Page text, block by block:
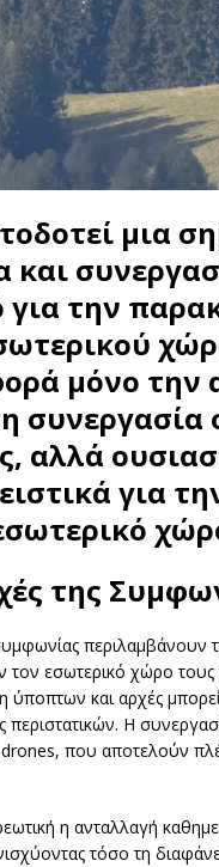
μια
για την
μόνο την
συνεργασία
αλλά
για
της
συμφωνίας
εσωτερικό χώρο τους
ύποπτων και αρχές
Η
που αποτελούν
η ανταλλαγή
τόσο τη